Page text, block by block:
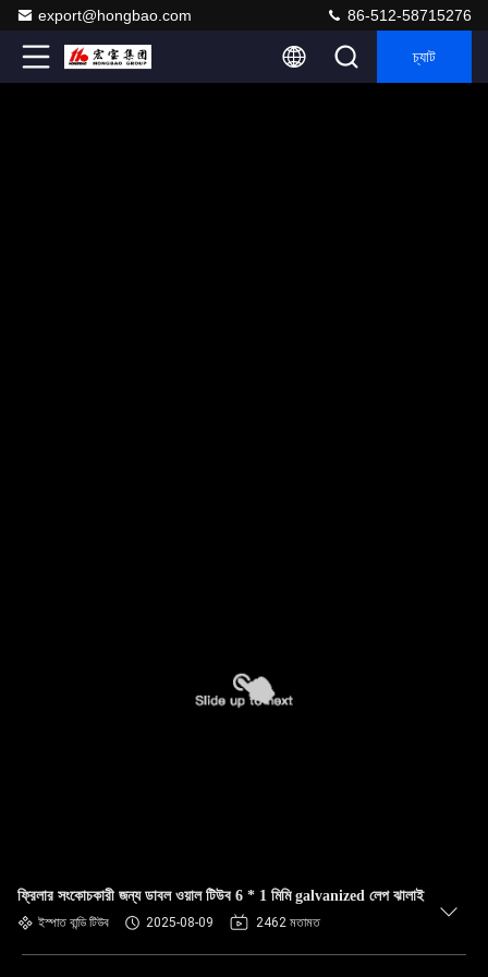
export@hongbao.com 86-512-58715276
চ্যাট
ফ্রিলার সংকোচকারী জন্য ডাবল ওয়াল টিউব 6 * 1 মিমি galvanized লেপ ঝালাই
ইস্পাত বান্ডি টিউব 2025-08-09 2462 মতামত